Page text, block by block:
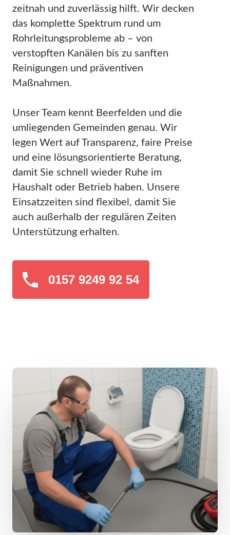
zeitnah und zuverlässig hilft. Wir decken
das komplette Spektrum rund um
Rohrleitungsprobleme ab – von
verstopften Kanälen bis zu sanften
Reinigungen und präventiven
Maßnahmen.
Unser Team kennt Beerfelden und die
umliegenden Gemeinden genau. Wir
legen Wert auf Transparenz, faire Preise
und eine lösungsorientierte Beratung,
damit Sie schnell wieder Ruhe im
Haushalt oder Betrieb haben. Unsere
Einsatzzeiten sind flexibel, damit Sie
auch außerhalb der regulären Zeiten
Unterstützung erhalten.
0157 9249 92 54